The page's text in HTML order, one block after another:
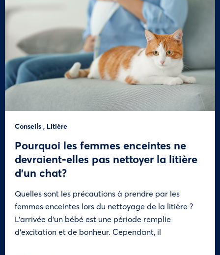
Conseils , Litière
Pourquoi les femmes enceintes ne
devraient-elles pas nettoyer la litière
d’un chat?
Quelles sont les précautions à prendre par les
femmes enceintes lors du nettoyage de la litière ?
L’arrivée d’un bébé est une période remplie
d’excitation et de bonheur. Cependant, il